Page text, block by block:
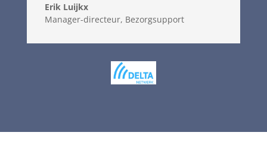
Erik Luijkx
Manager-directeur, Bezorgsupport